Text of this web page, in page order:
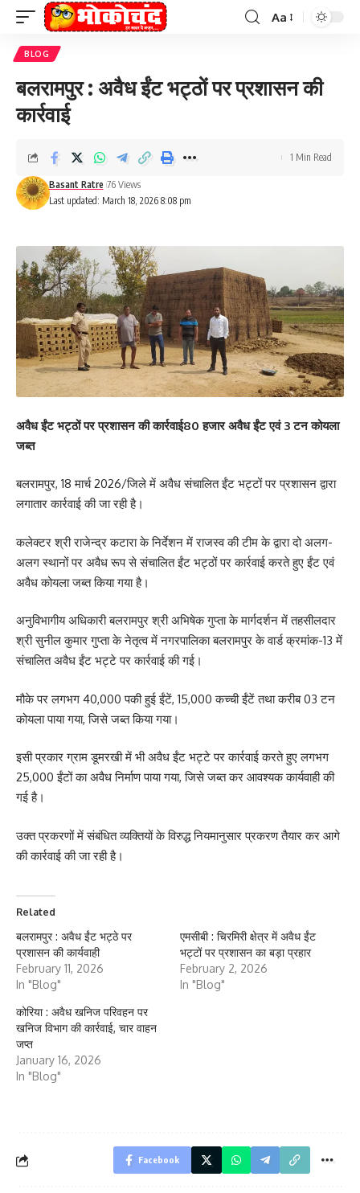
Font
Aa
BLOG
बलरामपुर : अवैध ईंट भट्ठों पर प्रशासन की
कार्रवाई
Last updated: March 18, 2026 8:08 pm
Basant Ratre 76 Views
1 Min Read
अवैध ईंट भट्ठों पर प्रशासन की कार्रवाई80 हजार अवैध ईंट एवं 3 टन कोयला
जब्त
बलरामपुर, 18 मार्च 2026/जिले में अवैध संचालित ईंट भट्टों पर प्रशासन द्वारा
लगातार कार्रवाई की जा रही है।
कलेक्टर श्री राजेन्द्र कटारा के निर्देशन में राजस्व की टीम के द्वारा दो अलग-
अलग स्थानों पर अवैध रूप से संचालित ईंट भट्ठों पर कार्रवाई करते हुए ईंट एवं
अवैध कोयला जब्त किया गया है।
अनुविभागीय अधिकारी बलरामपुर श्री अभिषेक गुप्ता के मार्गदर्शन में तहसीलदार
श्री सुनील कुमार गुप्ता के नेतृत्व में नगरपालिका बलरामपुर के वार्ड क्रमांक-13 में
संचालित अवैध ईंट भट्टे पर कार्रवाई की गई।
मौके पर लगभग 40,000 पकी हुई ईंटें, 15,000 कच्ची ईंटें तथा करीब 03 टन
कोयला पाया गया, जिसे जब्त किया गया।
इसी प्रकार ग्राम डूमरखी में भी अवैध ईंट भट्टे पर कार्रवाई करते हुए लगभग
25,000 ईंटों का अवैध निर्माण पाया गया, जिसे जब्त कर आवश्यक कार्यवाही की
गई है।
उक्त प्रकरणों में संबंधित व्यक्तियों के विरुद्ध नियमानुसार प्रकरण तैयार कर आगे
की कार्रवाई की जा रही है।
Related
बलरामपुर : अवैध ईंट भट्ठे पर
प्रशासन की कार्यवाही
February 11, 2026
In "Blog"
एमसीबी : चिरमिरी क्षेत्र में अवैध ईंट
भट्टों पर प्रशासन का बड़ा प्रहार
February 2, 2026
In "Blog"
कोरिया : अवैध खनिज परिवहन पर
खनिज विभाग की कार्रवाई, चार वाहन
जप्त
January 16, 2026
In "Blog"
Facebook